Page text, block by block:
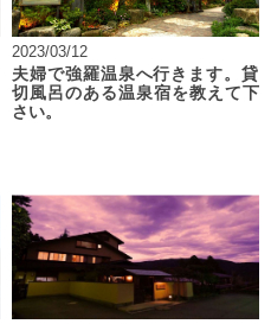
2023/03/12
夫婦で強羅温泉へ行きます。貸
切風呂のある温泉宿を教えて下
さい。